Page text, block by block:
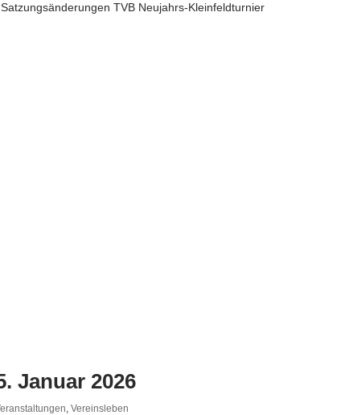
TVB Neujahrs-Kleinfeldturnier
Januar 2026
,Vereinsleben